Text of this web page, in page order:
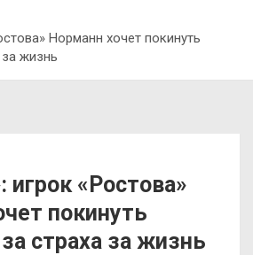
Норманн хочет покинуть
жизнь
игрок «Ростова»
покинуть
страха за жизнь